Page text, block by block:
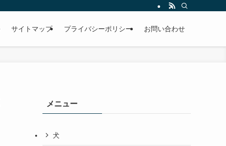
サイトマップ プライバシーポリシー お問い合わせ
メニュー
犬